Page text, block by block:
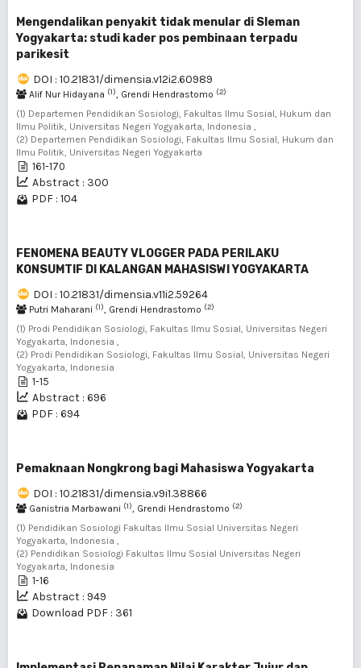
Mengendalikan penyakit tidak menular di Sleman
Yogyakarta: studi kader pos pembinaan terpadu
parikesit
DOI : 10.21831/dimensia.v12i2.60989
Alif Nur Hidayana (1), Grendi Hendrastomo (2)
(1) Departemen Pendidikan Sosiologi, Fakultas Ilmu Sosial, Hukum dan
Ilmu Politik, Universitas Negeri Yogyakarta, Indonesia ,
(2) Departemen Pendidikan Sosiologi, Fakultas Ilmu Sosial, Hukum dan
Ilmu Politik, Universitas Negeri Yogyakarta
161-170
Abstract : 300
PDF : 104
FENOMENA BEAUTY VLOGGER PADA PERILAKU
KONSUMTIF DI KALANGAN MAHASISWI YOGYAKARTA
DOI : 10.21831/dimensia.v11i2.59264
Putri Maharani (1), Grendi Hendrastomo (2)
(1) Prodi Pendidikan Sosiologi, Fakultas Ilmu Sosial, Universitas Negeri
Yogyakarta, Indonesia ,
(2) Prodi Pendidikan Sosiologi, Fakultas Ilmu Sosial, Universitas Negeri
Yogyakarta, Indonesia
1-15
Abstract : 696
PDF : 694
Pemaknaan Nongkrong bagi Mahasiswa Yogyakarta
DOI : 10.21831/dimensia.v9i1.38866
Ganistria Marbawani (1), Grendi Hendrastomo (2)
(1) Pendidikan Sosiologi Fakultas Ilmu Sosial Universitas Negeri
Yogyakarta, Indonesia ,
(2) Pendidikan Sosiologi Fakultas Ilmu Sosial Universitas Negeri
Yogyakarta, Indonesia
1-16
Abstract : 949
Download PDF : 361